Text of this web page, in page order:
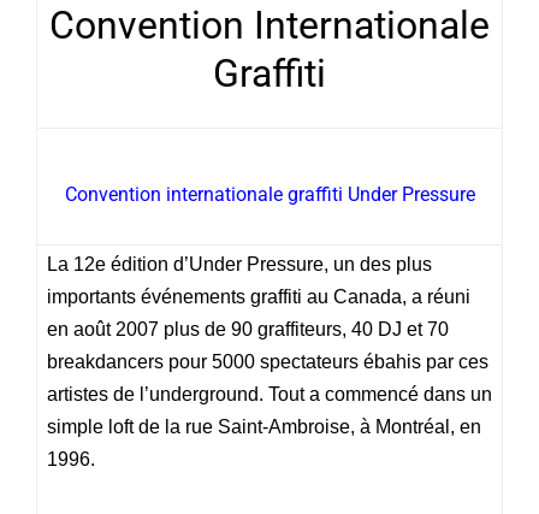
Convention Internationale
Graffiti
Convention internationale graffiti Under Pressure
La 12e édition d’Under Pressure, un des plus
importants événements graffiti au Canada, a réuni
en août 2007 plus de 90 graffiteurs, 40 DJ et 70
breakdancers pour 5000 spectateurs ébahis par ces
artistes de l’underground. Tout a commencé dans un
simple loft de la rue Saint-Ambroise, à Montréal, en
1996.